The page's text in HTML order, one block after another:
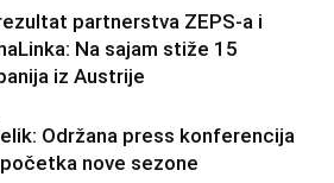
partnerstva ZEPS-a i
Na sajam stiže 15
iz Austrije
Održana press konferencija
nove sezone